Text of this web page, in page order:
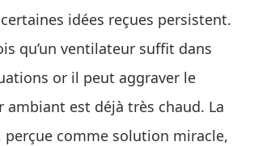
idées reçues persistent.
qu’un ventilateur suffit dans
or il peut aggraver le
ambiant est déjà très chaud. La
comme solution miracle,